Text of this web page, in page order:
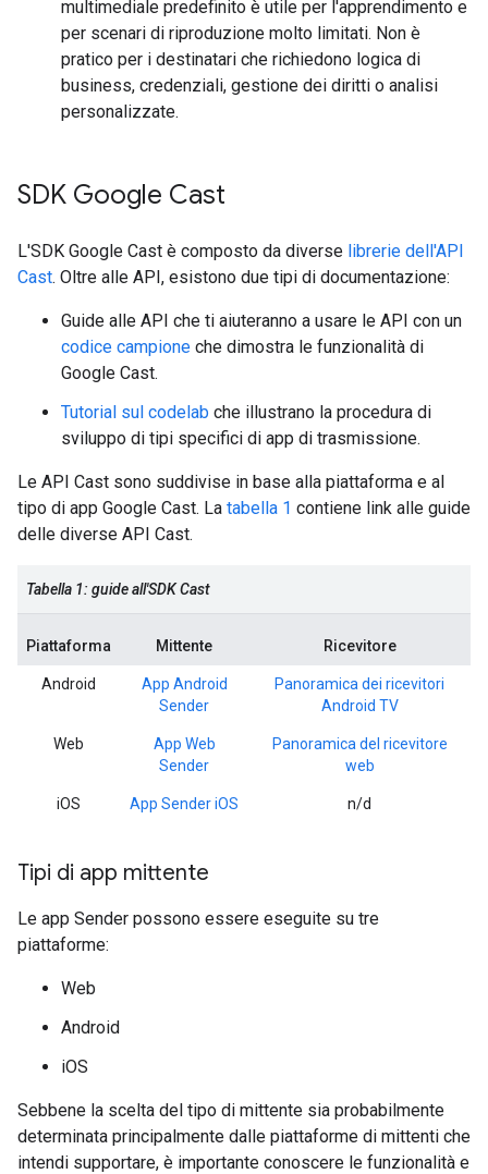
multimediale predefinito è utile per l'apprendimento e
per scenari di riproduzione molto limitati. Non è
pratico per i destinatari che richiedono logica di
business, credenziali, gestione dei diritti o analisi
personalizzate.
SDK Google Cast
L'SDK Google Cast è composto da diverse librerie dell'API
Cast. Oltre alle API, esistono due tipi di documentazione:
Guide alle API che ti aiuteranno a usare le API con un
codice campione che dimostra le funzionalità di
Google Cast.
Tutorial sul codelab che illustrano la procedura di
sviluppo di tipi specifici di app di trasmissione.
Le API Cast sono suddivise in base alla piattaforma e al
tipo di app Google Cast. La tabella 1 contiene link alle guide
delle diverse API Cast.
Tabella 1: guide all'SDK Cast
Piattaforma Mittente Ricevitore
Android
App Android
Sender
Panoramica dei ricevitori
Android TV
Web
App Web
Sender
Panoramica del ricevitore
web
iOS App Sender iOS n/d
Tipi di app mittente
Le app Sender possono essere eseguite su tre
piattaforme:
Web
Android
iOS
Sebbene la scelta del tipo di mittente sia probabilmente
determinata principalmente dalle piattaforme di mittenti che
intendi supportare, è importante conoscere le funzionalità e